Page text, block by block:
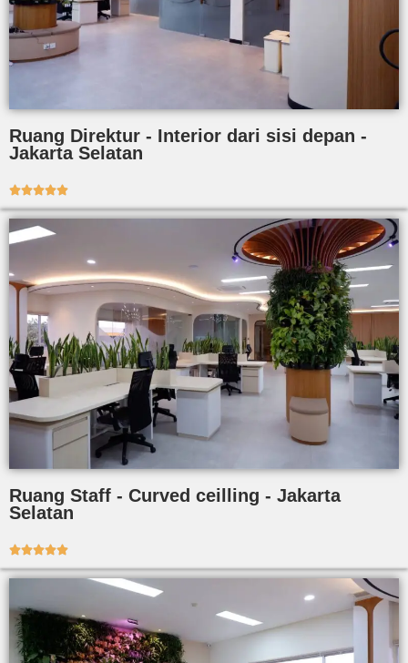
Ruang Direktur - Interior dari sisi depan -
Jakarta Selatan

Ruang Staff - Curved ceilling - Jakarta
Selatan
